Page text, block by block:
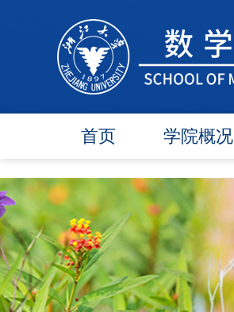
首页 学院概况
学院简介
学院领导
各委员会
办事指南